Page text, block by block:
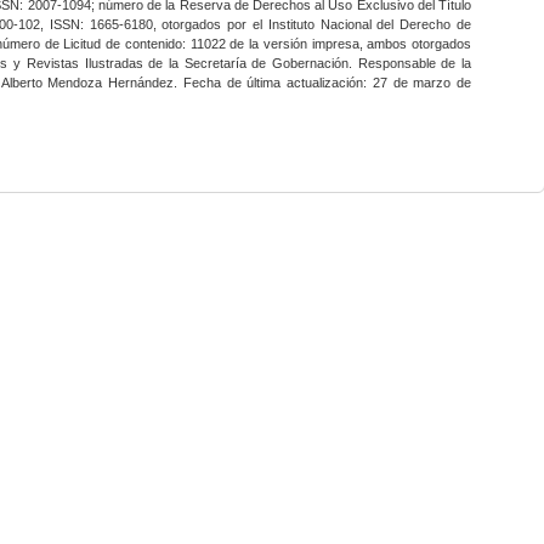
2007-1094; número de la Reserva de Derechos al Uso Exclusivo del Título
102, ISSN: 1665-6180, otorgados por el Instituto Nacional del Derecho de
de Licitud de contenido: 11022 de la versión impresa, ambos otorgados
y Revistas Ilustradas de la Secretaría de Gobernación. Responsable de la
Mendoza Hernández. Fecha de última actualización: 27 de marzo de